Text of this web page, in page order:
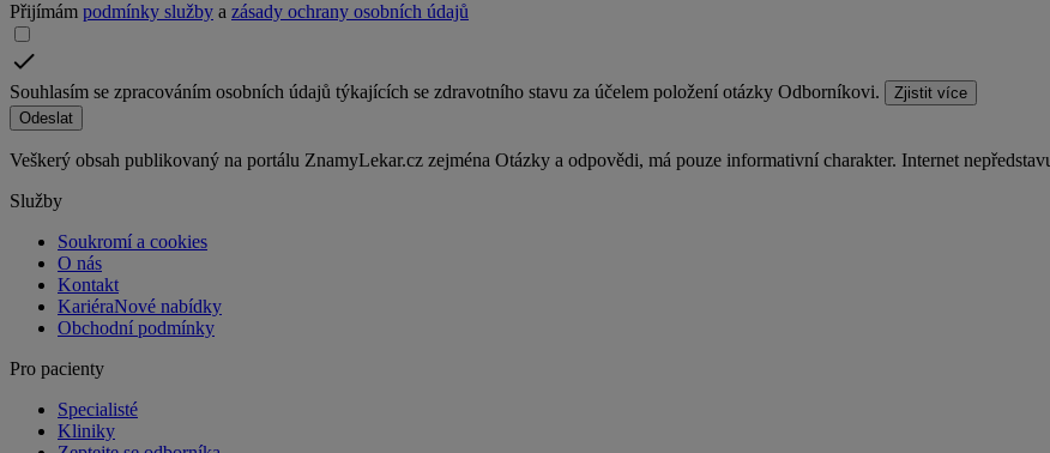
Přijímám podmínky služby a zásady ochrany osobních údajů
Souhlasím se zpracováním osobních údajů týkajících se zdravotního stavu za účelem položení otázky Odborníkovi.
Zjistit více
Odeslat
Veškerý obsah publikovaný na portálu ZnamyLekar.cz zejména Otázky a odpovědi, má pouze informativní charakter. Internet
Služby
Soukromí a cookies
O nás
Kontakt
KariéraNové nabídky
Obchodní podmínky
Pro pacienty
Specialisté
Kliniky